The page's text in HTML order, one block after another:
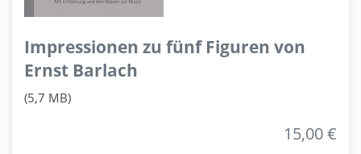
Impressionen zu fünf Figuren von
Ernst Barlach
(5,7 MB)
15,00 €